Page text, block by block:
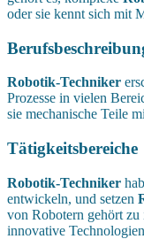
oder sie kennt sich mit
Robotik-Techniker
Prozesse in vielen
sie mechanische Teile
Tätigkeitsbereiche
Robotik-Techniker
entwickeln, und setzen
von Robotern gehört zu
innovative